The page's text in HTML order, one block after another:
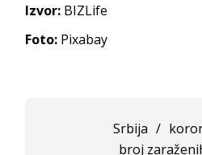
Izvor: BIZLife
Foto: Pixabay
Srbija /
broj